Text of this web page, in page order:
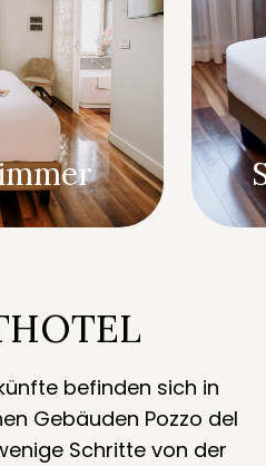
befinden sich in
Gebäuden Pozzo del
Schritte von der